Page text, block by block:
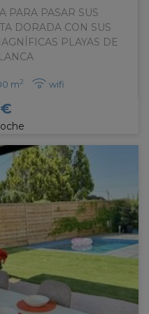
para ofrecerte
cercano y
PARA PASAR SUS
DORADA CON SUS
PLAYAS DE
m2 wifi
€